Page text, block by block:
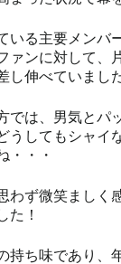
いる主要メンバ
ァンに対して、
し伸べていました
では、男気とパ
うしてもシャイ
・・・
わず微笑ましく
た！
持ち味であり、